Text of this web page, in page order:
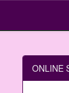
ONLINE